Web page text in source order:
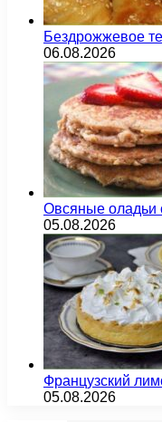
Бездрожжевое
06.08.2026
Овсяные оладьи
05.08.2026
Французский
05.08.2026